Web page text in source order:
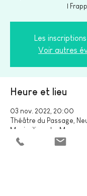
Les
Voir autres
Heure et lieu
03 nov. 2022, 20:00
Théâtre du Passage,
Maximilien-de-Meuron
Suisse